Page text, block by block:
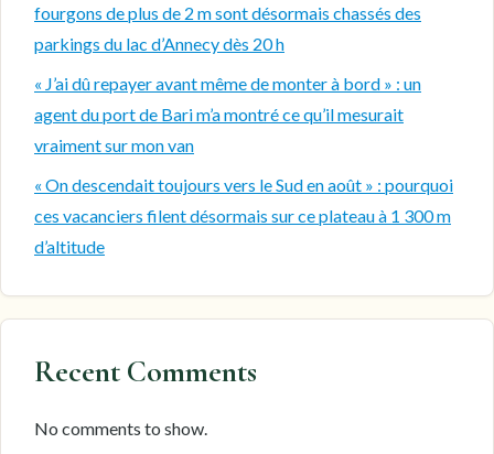
fourgons de plus de 2 m sont désormais chassés des
parkings du lac d’Annecy dès 20 h
« J’ai dû repayer avant même de monter à bord » : un
agent du port de Bari m’a montré ce qu’il mesurait
vraiment sur mon van
« On descendait toujours vers le Sud en août » : pourquoi
ces vacanciers filent désormais sur ce plateau à 1 300 m
d’altitude
Recent Comments
No comments to show.